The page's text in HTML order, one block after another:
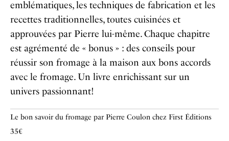
emblématiques, les techniques de fabrication et les
recettes traditionnelles, toutes cuisinées et
approuvées par Pierre lui-même. Chaque chapitre
est agrémenté de « bonus » : des conseils pour
réussir son fromage à la maison aux bons accords
avec le fromage. Un livre enrichissant sur un
univers passionnant!
Le bon savoir du fromage par Pierre Coulon chez First Éditions
35€